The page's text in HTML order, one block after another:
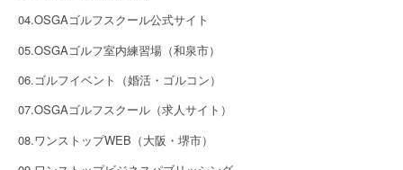
04.OSGAゴルフスクール公式サイト
05.OSGAゴルフ室内練習場（和泉市）
06.ゴルフイベント（婚活・ゴルコン）
07.OSGAゴルフスクール（求人サイト）
08.ワンストップWEB（大阪・堺市）